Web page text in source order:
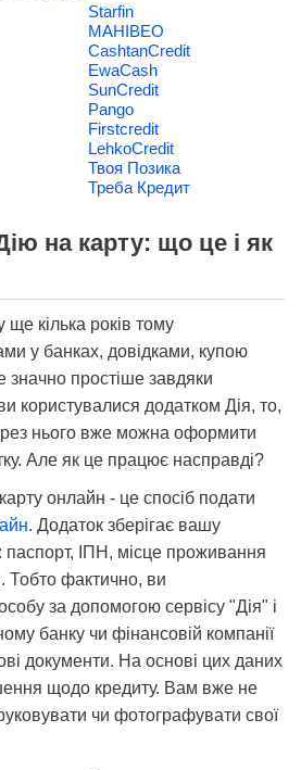
Starfin
МАНІВЕО
CashtanCredit
EwaCash
SunCredit
Pango
Firstcredit
LehkoCredit
Твоя Позика
Треба Кредит
на карту: що це і як
кілька років тому
у банках, довідками, купою
значно простіше завдяки
користувалися додатком Дія, то,
нього вже можна оформити
Але як це працює насправді?
онлайн - це спосіб подати
. Додаток зберігає вашу
ІПН, місце проживання
Тобто фактично, ви
за допомогою сервісу "Дія" і
банку чи фінансовій компанії
документи. На основі цих даних
щодо кредиту. Вам вже не
чи фотографувати свої